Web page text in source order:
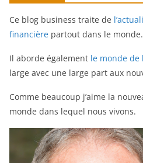
Ce blog business traite de
financière partout dans le monde.
Il aborde également le monde de
large avec une large part aux
Comme beaucoup j’aime la
monde dans lequel nous vivons.